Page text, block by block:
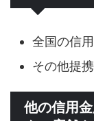
全国の信
その他提
他の信用